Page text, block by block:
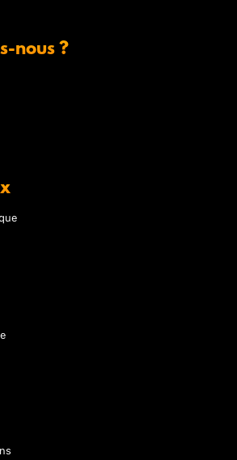
nous ?